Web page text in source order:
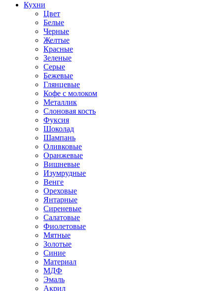
Кухни
Цвет
Белые
Черные
Желтые
Красные
Зеленые
Серые
Бежевые
Глянцевые
Кофе с молоком
Металлик
Слоновая кость
Фуксия
Шоколад
Шампань
Оливковые
Оранжевые
Вишневые
Изумрудные
Венге
Ореховые
Янтарные
Сиреневые
Салатовые
Фиолетовые
Мятные
Золотые
Синие
Материал
МДФ
Эмаль
Акрил